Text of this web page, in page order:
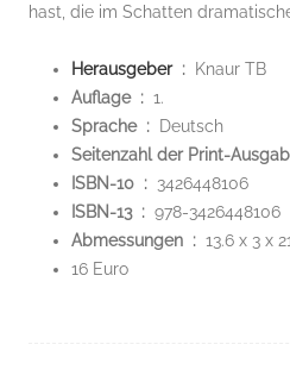
hast, die im Schatten
Herausgeber ‏ : ‎
Knaur TB
Auflage ‏ : ‎ 1.
Sprache ‏ : ‎
Deutsch
ISBN-10 ‏ : ‎ 3426448106
ISBN-13 ‏ : ‎ 978-3426448106
Abmessungen ‏ : ‎ 13.6 x 3 x
16 Euro